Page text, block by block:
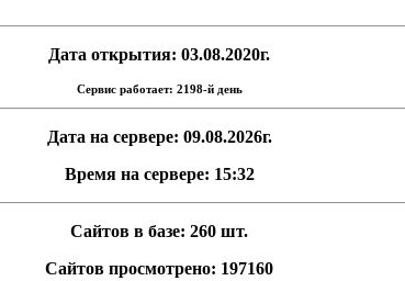
Дата открытия: 03.08.2020г.
Сервис работает: 2198-й день
Дата на сервере: 09.08.2026г.
Время на сервере: 15:32
Сайтов в базе: 260 шт.
Сайтов просмотрено: 197160